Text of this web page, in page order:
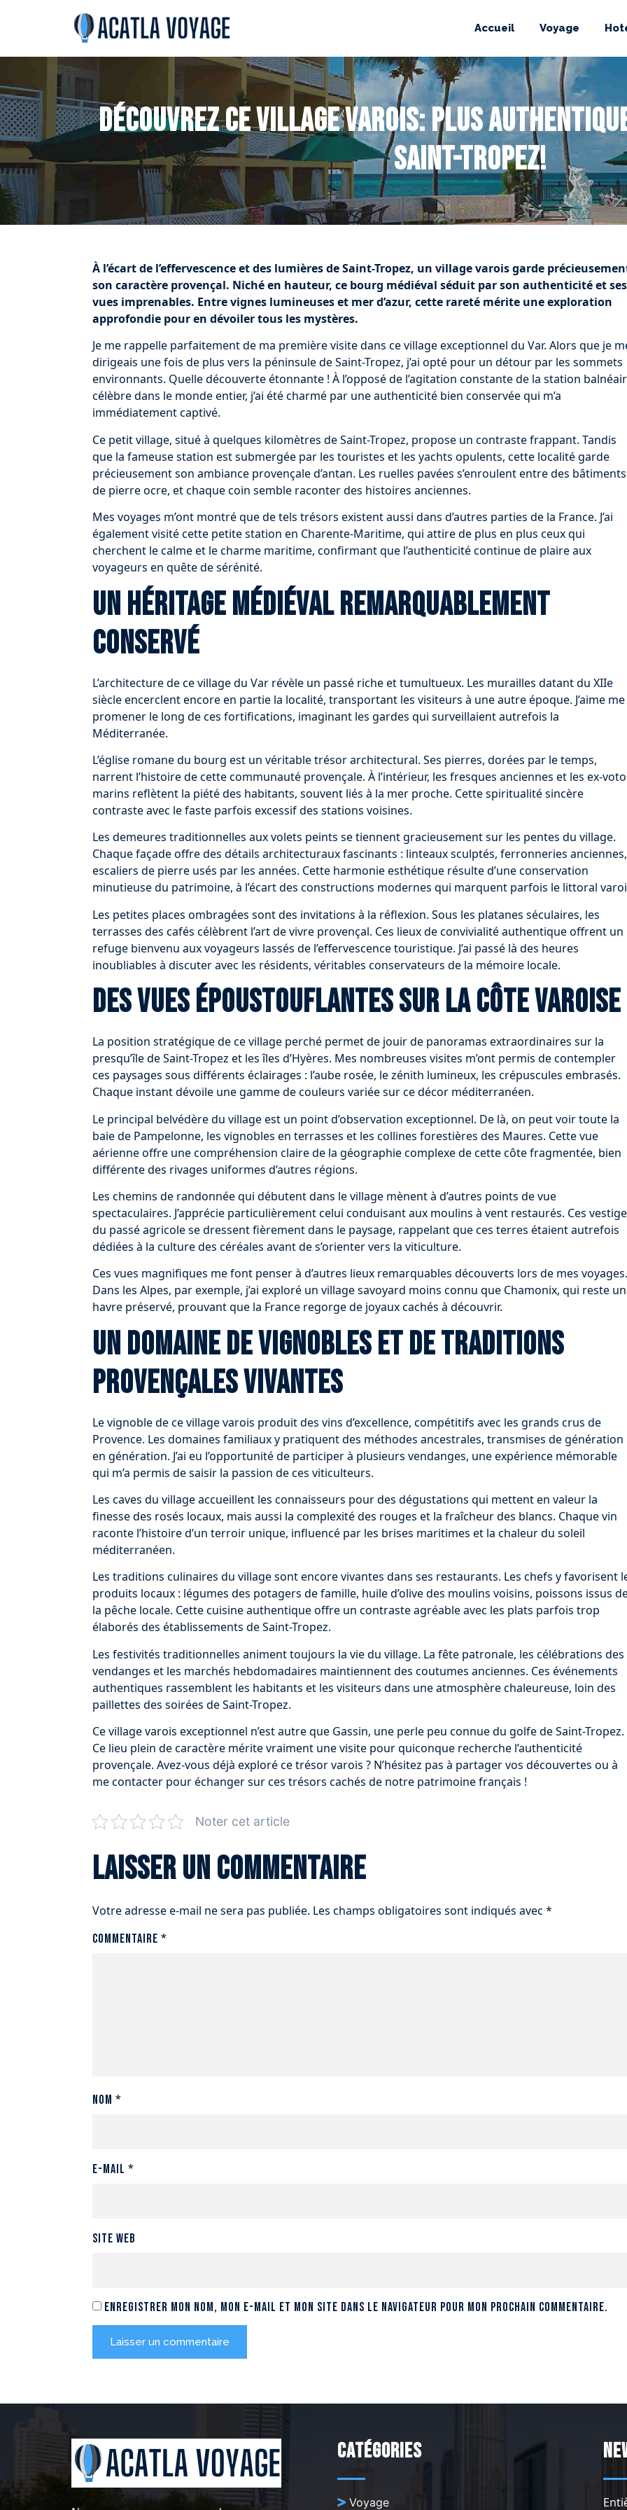
Accueil Voyage
Découvrez ce village varois: Plus
Saint-Tropez!
À l’écart de l’effervescence et des lumières de Saint-Tropez, un village varois garde
son caractère provençal. Niché en hauteur, ce bourg médiéval séduit par son authenticité et ses
vues imprenables. Entre vignes lumineuses et mer d’azur, cette rareté mérite une exploration
approfondie pour en dévoiler tous les mystères.
Je me rappelle parfaitement de ma première visite dans ce village exceptionnel du Var. Alors que je
dirigeais une fois de plus vers la péninsule de Saint-Tropez, j’ai opté pour un détour par les sommets
environnants. Quelle découverte étonnante ! À l’opposé de l’agitation constante de la station
célèbre dans le monde entier, j’ai été charmé par une authenticité bien conservée qui m’a
immédiatement captivé.
Ce petit village, situé à quelques kilomètres de Saint-Tropez, propose un contraste frappant. Tandis
que la fameuse station est submergée par les touristes et les yachts opulents, cette localité garde
précieusement son ambiance provençale d’antan. Les ruelles pavées s’enroulent entre des bâtiments
de pierre ocre, et chaque coin semble raconter des histoires anciennes.
Mes voyages m’ont montré que de tels trésors existent aussi dans d’autres parties de la France. J’ai
également visité cette petite station en Charente-Maritime, qui attire de plus en plus ceux qui
cherchent le calme et le charme maritime, confirmant que l’authenticité continue de plaire aux
voyageurs en quête de sérénité.
Un héritage médiéval remarquablement
conservé
L’architecture de ce village du Var révèle un passé riche et tumultueux. Les murailles datant du XIIe
siècle encerclent encore en partie la localité, transportant les visiteurs à une autre époque. J’aime me
promener le long de ces fortifications, imaginant les gardes qui surveillaient autrefois la
Méditerranée.
L’église romane du bourg est un véritable trésor architectural. Ses pierres, dorées par le temps,
narrent l’histoire de cette communauté provençale. À l’intérieur, les fresques anciennes et les ex-voto
marins reflètent la piété des habitants, souvent liés à la mer proche. Cette spiritualité sincère
contraste avec le faste parfois excessif des stations voisines.
Les demeures traditionnelles aux volets peints se tiennent gracieusement sur les pentes du village.
Chaque façade offre des détails architecturaux fascinants : linteaux sculptés, ferronneries anciennes,
escaliers de pierre usés par les années. Cette harmonie esthétique résulte d’une conservation
minutieuse du patrimoine, à l’écart des constructions modernes qui marquent parfois le littoral
Les petites places ombragées sont des invitations à la réflexion. Sous les platanes séculaires, les
terrasses des cafés célèbrent l’art de vivre provençal. Ces lieux de convivialité authentique offrent un
refuge bienvenu aux voyageurs lassés de l’effervescence touristique. J’ai passé là des heures
inoubliables à discuter avec les résidents, véritables conservateurs de la mémoire locale.
Des vues époustouflantes sur la côte varoise
La position stratégique de ce village perché permet de jouir de panoramas extraordinaires sur la
presqu’île de Saint-Tropez et les îles d’Hyères. Mes nombreuses visites m’ont permis de contempler
ces paysages sous différents éclairages : l’aube rosée, le zénith lumineux, les crépuscules embrasés.
Chaque instant dévoile une gamme de couleurs variée sur ce décor méditerranéen.
Le principal belvédère du village est un point d’observation exceptionnel. De là, on peut voir toute la
baie de Pampelonne, les vignobles en terrasses et les collines forestières des Maures. Cette vue
aérienne offre une compréhension claire de la géographie complexe de cette côte fragmentée, bien
différente des rivages uniformes d’autres régions.
Les chemins de randonnée qui débutent dans le village mènent à d’autres points de vue
spectaculaires. J’apprécie particulièrement celui conduisant aux moulins à vent restaurés. Ces
du passé agricole se dressent fièrement dans le paysage, rappelant que ces terres étaient autrefois
dédiées à la culture des céréales avant de s’orienter vers la viticulture.
Ces vues magnifiques me font penser à d’autres lieux remarquables découverts lors de mes voyages.
Dans les Alpes, par exemple, j’ai exploré un village savoyard moins connu que Chamonix, qui reste un
havre préservé, prouvant que la France regorge de joyaux cachés à découvrir.
Un domaine de vignobles et de traditions
provençales vivantes
Le vignoble de ce village varois produit des vins d’excellence, compétitifs avec les grands crus de
Provence. Les domaines familiaux y pratiquent des méthodes ancestrales, transmises de génération
en génération. J’ai eu l’opportunité de participer à plusieurs vendanges, une expérience mémorable
qui m’a permis de saisir la passion de ces viticulteurs.
Les caves du village accueillent les connaisseurs pour des dégustations qui mettent en valeur la
finesse des rosés locaux, mais aussi la complexité des rouges et la fraîcheur des blancs. Chaque vin
raconte l’histoire d’un terroir unique, influencé par les brises maritimes et la chaleur du soleil
méditerranéen.
Les traditions culinaires du village sont encore vivantes dans ses restaurants. Les chefs y favorisent
produits locaux : légumes des potagers de famille, huile d’olive des moulins voisins, poissons issus
la pêche locale. Cette cuisine authentique offre un contraste agréable avec les plats parfois trop
élaborés des établissements de Saint-Tropez.
Les festivités traditionnelles animent toujours la vie du village. La fête patronale, les célébrations des
vendanges et les marchés hebdomadaires maintiennent des coutumes anciennes. Ces événements
authentiques rassemblent les habitants et les visiteurs dans une atmosphère chaleureuse, loin des
paillettes des soirées de Saint-Tropez.
Ce village varois exceptionnel n’est autre que Gassin, une perle peu connue du golfe de Saint-Tropez.
Ce lieu plein de caractère mérite vraiment une visite pour quiconque recherche l’authenticité
provençale. Avez-vous déjà exploré ce trésor varois ? N’hésitez pas à partager vos découvertes ou à
me contacter pour échanger sur ces trésors cachés de notre patrimoine français !
Noter cet article
Laisser un commentaire
Votre adresse e-mail ne sera pas publiée. Les champs obligatoires sont indiqués avec *
Commentaire *
Nom *
E-mail *
Site web
Enregistrer mon nom, mon e-mail et mon site dans le navigateur pour mon prochain commentaire.
Catégories
Voyage